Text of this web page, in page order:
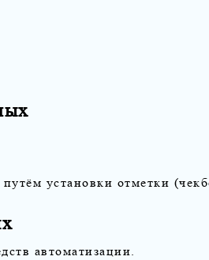
установки отметки
автоматизации.